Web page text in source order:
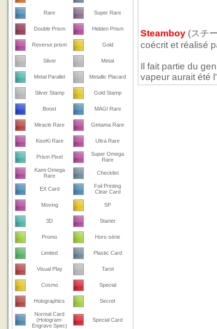
Rare Super Rare
Double Prism Hidden Prism
Reverse prism Gold
Silver Metal
Metal Parallel Metallic Placard
Silver Stamp Gold Stamp
Boost MAGI Rare
Miracle Rare Gintama Rare
KiseKi Rare Ultra Rare
Prism Pixel
Super Omega
Rare
Kami Omega
Rare
Checklist
EX Card
Foil Printing
Clear Card
Moving SP
3D Starter
Promo Hors-série
Limited Plastic Card
Visual Play Tarot
Cosmo Special
Holographics Secret
Normal Card
(Hologram-
Engrave Spec)
Special Card
Steamboy (スチ
coécrit et réalisé
Il fait partie du
vapeur aurait été